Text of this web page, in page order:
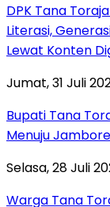
DPK Tana
Literasi,
Lewat Konten
Jumat, 31 Juli
Bupati Tana
Menuju
Selasa, 28 Juli
Warga Tana